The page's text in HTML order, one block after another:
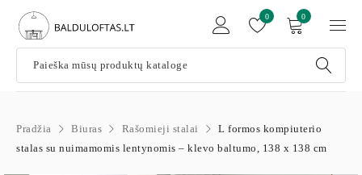
0
0
Pradžia Biuras Rašomieji stalai
L formos kompiuterio
stalas su nuimamomis lentynomis – klevo baltumo, 138 x 138 cm